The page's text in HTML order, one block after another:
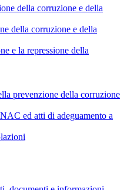
della corruzione e della
della corruzione e della
e la repressione della
prevenzione della corruzione
ed atti di adeguamento a